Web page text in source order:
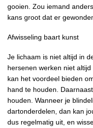
gooien. Zou iemand
kans groot dat er
Afwisseling baart kunst
Je lichaam is niet altijd in
hersenen werken niet
kan het voordeel bieden
hand te houden.
houden. Wanneer je
dartonderdelen, dan kan
dus regelmatig uit, en